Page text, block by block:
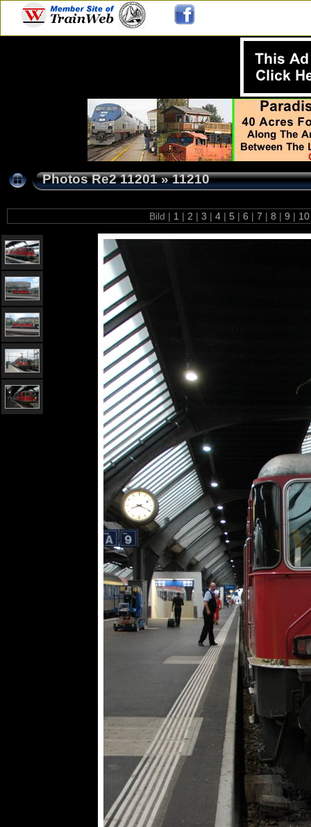
Photos Re2 11201»11210
Bild | 1 | 2 | 3 | 4 | 5 | 6 | 7 | 8 | 9 |